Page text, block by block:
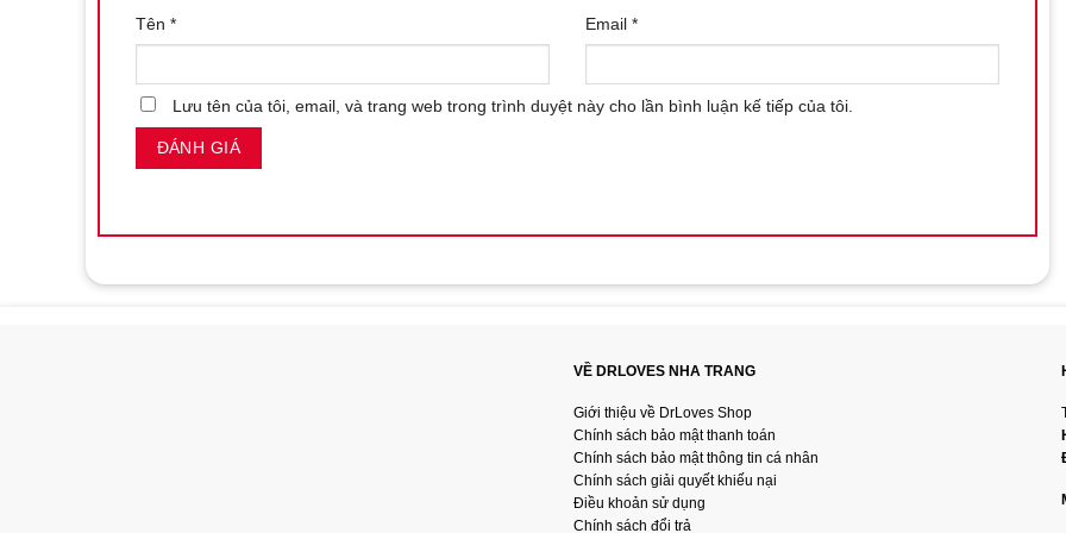
hưởng những khoảnh khắc thăng hoa đầy mới mẻ.
Liên hệ mua sản phẩm tại Shop bao cao su Nha Trang
Tên * Email *
Lưu tên của tôi, email, và trang web trong trình duyệt này cho lần bình luận kế tiếp của tôi.
VỀ DRLOVES NHA TRANG
Giới thiệu về DrLoves Shop
Chính sách bảo mật thanh toán
Chính sách bảo mật thông tin cá nhân
Chính sách giải quyết khiếu nại
Điều khoản sử dụng
Chính sách đổi trả